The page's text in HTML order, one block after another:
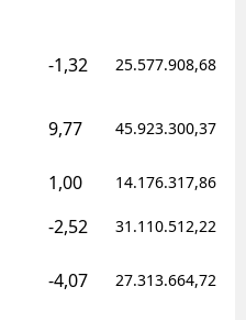
-1,32 25.577.908,68
9,77 45.923.300,37
1,00 14.176.317,86
-2,52 31.110.512,22
-4,07 27.313.664,72